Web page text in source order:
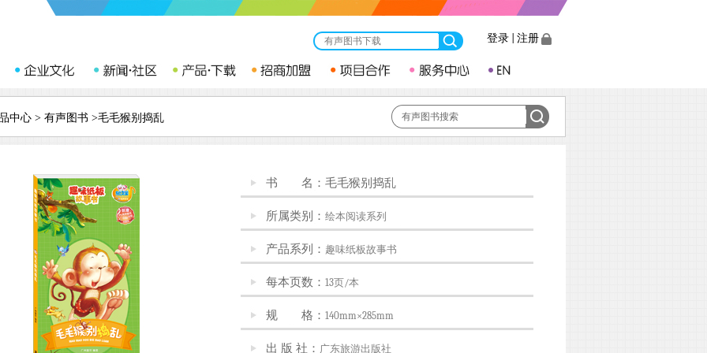
登录 注册
中心 > 有声图书 >毛毛猴别捣乱
书 名：毛毛猴别捣乱
所属类别： 绘本阅读系列
产品系列： 趣味纸板故事书
每本页数： 13页/本
规 格： 140mm×285mm
出 版 社： 广东旅游出版社